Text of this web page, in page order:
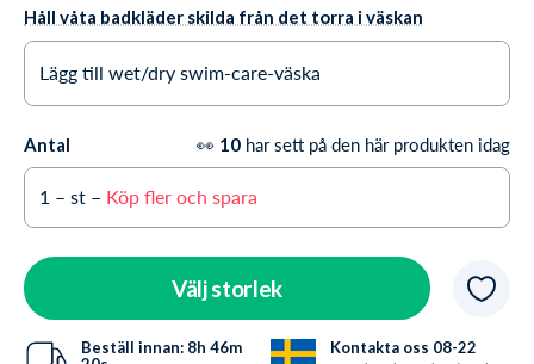
28 UK / 32 EU / XXS Endast 5 i lager
32 UK / 36 EU / S I lager
34 UK / 38 EU / M
36 UK / 40 EU / L
38 UK / 42 EU / XL I lager
Håll våta badkläder skilda från det torra i väskan
Lägg till wet/dry swim-care-väska
Nej tack
Antal 👀 10 har sett på den här produkten idag
1 – st – Köp fler och spara
Välj storlek
Beställ innan: 8h46m
Kontakta oss 08-22